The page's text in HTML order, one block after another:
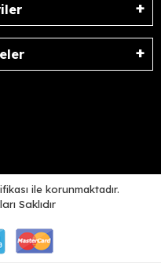
ile korunmaktadır.
Saklıdır